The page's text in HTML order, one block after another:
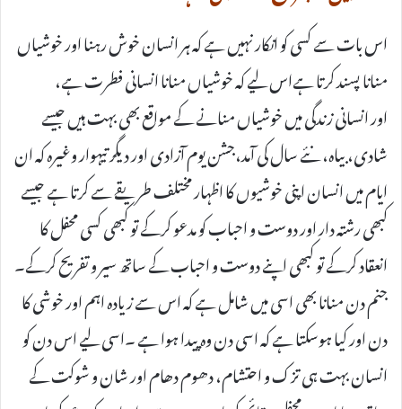
اس بات سے کسی کو انکار نہیں ہے کہ ہر انسان خوش رہنا اور خوشیاں
منانا پسند کرتا ہےاس لیے کہ خوشیاں منانا انسانی فطرت ہے،
اور انسانی زندگی میں خوشیاں منانے کے مواقع بھی بہت ہیں جیسے
شادی، بیاہ، نئے سال کی آمد،جشن یوم آزادی اور دیگر تیہوار وغیرہ کہ ان
ایام میں انسان اپنی خوشیوں کا اظہار مختلف طریقے سے کرتا ہے جیسے
کبھی رشتہ دار اور دوست و احباب کو مدعو کرکے تو کبھی کسی محفل کا
انعقاد کرکے تو کبھی اپنے دوست و احباب کے ساتھ سیر و تفریح کرکے۔
جنم دن منانا بھی اسی میں شامل ہے کہ اس سے زیادہ اہم اور خوشی کا
دن اور کیا ہوسکتا ہے کہ اسی دن وہ پیدا ہوا ہے ۔اسی لیے اس دن کو
انسان بہت ہی تزک و احتشام، دھوم دھام اور شان و شوکت کے